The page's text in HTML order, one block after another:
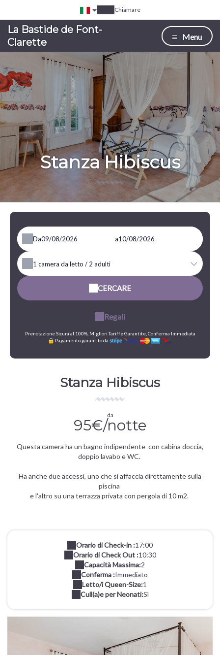
Chiamare
La Bastide de Font-
Clarette
Menu
Stanza Hibiscus
Da a
1 camera da letto / 2 adulti
CERCARE
Regali
Prenotazione Sicura al 100%, Migliori Tariffe Garantite, Conferma Immediata
Pagamento garantito da
Stanza Hibiscus
da
95€/notte
Questa camera ha un bagno indipendente con cabina doccia,
doppio lavabo e WC.
Ha anche due accessi, uno che si affaccia direttamente sulla
piscina
e l'altro su una terrazza privata con pergola di 10 m2.
Orario di Check-in :17:00
Orario di Check Out :10:30
Capacità Massima:2
Conferma :Immediato
Letto/i Queen-Size:1
Cull(a)e per Neonati:Sì